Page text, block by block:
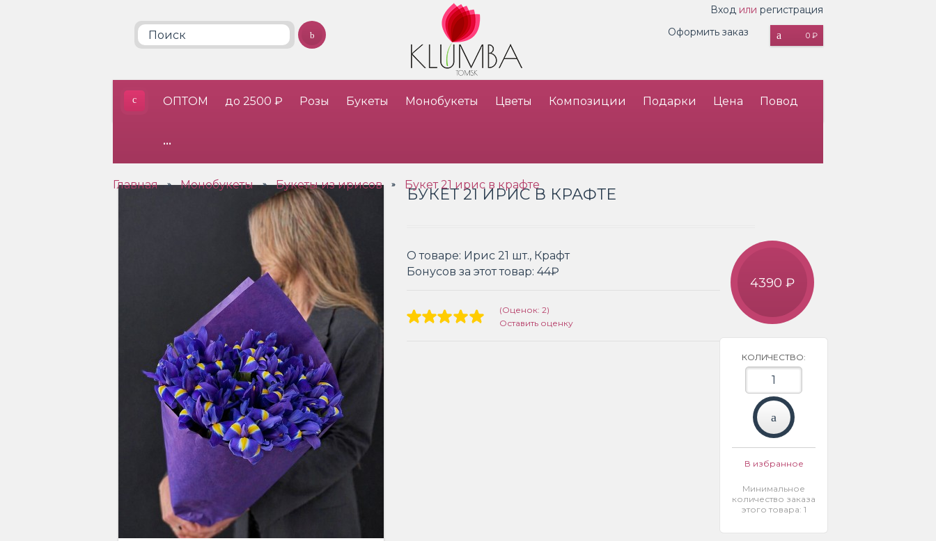
Вход или регистрация
0 ₽
Оформить заказ
ОПТОМ до 2500 ₽ Розы Букеты Монобукеты Цветы Композиции Подарки Цена Повод
•••
Главная » Монобукеты » Букеты из ирисов » Букет 21 ирис в крафте
БУКЕТ 21 ИРИС В КРАФТЕ
О товаре: Ирис 21 шт., Крафт
Бонусов за этот товар: 44₽
(Оценок: 2)
Оставить оценку
4390 ₽
КОЛИЧЕСТВО:
В избранное
Минимальное
количество заказа
этого товара: 1